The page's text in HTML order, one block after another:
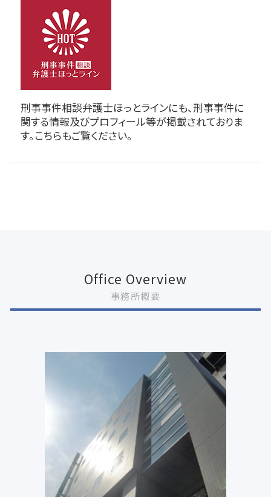
刑事事件相談弁護士ほっとラインにも、刑事事件に
関する情報及びプロフィール等が掲載されておりま
す。こちらもご覧ください。
Office Overview
事務所概要